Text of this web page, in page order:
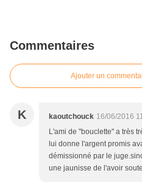
Commentaires
Ajouter un
K kaoutchouck 16/06/2016
L'ami de "bouclette" a très
lui donne l'argent promis
démissionné par le
une jaunisse de l'avoir